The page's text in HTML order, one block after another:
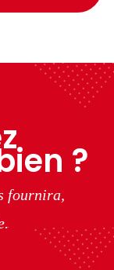
?
fournira,